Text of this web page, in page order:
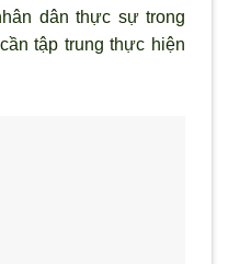
dân thực sự trong
tập trung thực hiện